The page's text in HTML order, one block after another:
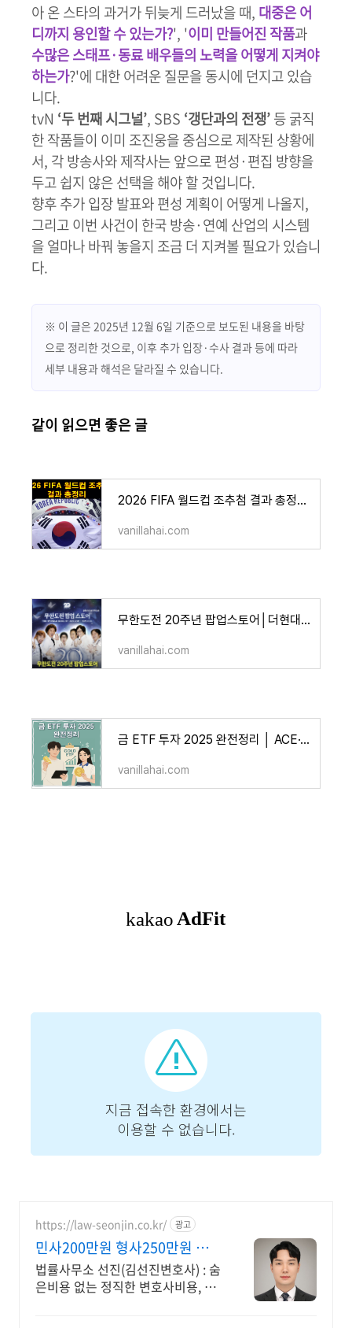
아 온 스타의 과거가 뒤늦게 드러났을 때, 대중은 어
디까지 용인할 수 있는가?', '이미 만들어진 작품과
수많은 스태프·동료 배우들의 노력을 어떻게 지켜야
하는가?'에 대한 어려운 질문을 동시에 던지고 있습
니다.
tvN ‘두 번째 시그널’, SBS ‘갱단과의 전쟁’등 굵직
한 작품들이 이미 조진웅을 중심으로 제작된 상황에
서, 각 방송사와 제작사는 앞으로 편성·편집 방향을
두고 쉽지 않은 선택을 해야 할 것입니다.
향후 추가 입장 발표와 편성 계획이 어떻게 나올지,
그리고 이번 사건이 한국 방송·연예 산업의 시스템
을 얼마나 바꿔 놓을지 조금 더 지켜볼 필요가 있습니
다.
※ 이 글은 2025년 12월 6일 기준으로 보도된 내용을 바탕
으로 정리한 것으로, 이후 추가 입장·수사 결과 등에 따라
세부 내용과 해석은 달라질 수 있습니다.
같이 읽으면 좋은 글
2026 FIFA 월드컵 조추첨 결과 총정리│한국 A조 확정 12개조 조편성표
vanillahai.com
무한도전 20주년 팝업스토어│더현대·예약 비법·굿즈 라인업 총정리
vanillahai.com
금 ETF 투자 2025 완전정리 │ ACE·TIGER KRX금현물·혼합형(골드·주식·채권) 총정리
vanillahai.com
https://law-seonjin.co.kr/ 광고
민사200만원 형사250만원 변호
사선임비용 수임료 정찰제
법률사무소 선진(김선진변호사) : 숨
은비용 없는 정직한 변호사비용, 수